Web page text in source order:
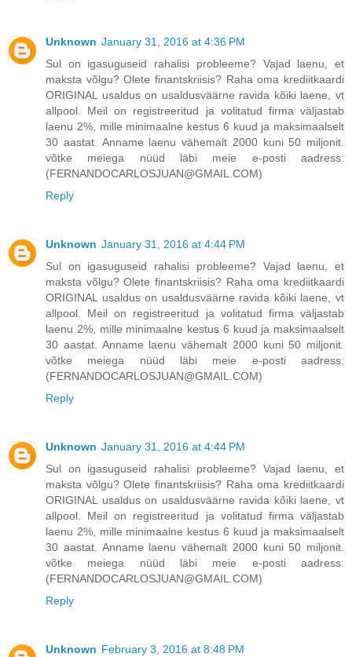
Unknown January 31, 2016 at 4:36 PM
Sul on igasuguseid rahalisi probleeme? Vajad laenu, et
maksta võlgu? Olete finantskriisis? Raha oma krediitkaardi
ORIGINAL usaldus on usaldusväärne ravida kõiki laene, vt
allpool. Meil on registreeritud ja volitatud firma väljastab
laenu 2%, mille minimaalne kestus 6 kuud ja maksimaalselt
30 aastat. Anname laenu vähemalt 2000 kuni 50 miljonit.
võtke meiega nüüd läbi meie e-posti aadress:
(FERNANDOCARLOSJUAN@GMAIL.COM)
Reply
Unknown January 31, 2016 at 4:44 PM
Sul on igasuguseid rahalisi probleeme? Vajad laenu, et
maksta võlgu? Olete finantskriisis? Raha oma krediitkaardi
ORIGINAL usaldus on usaldusväärne ravida kõiki laene, vt
allpool. Meil on registreeritud ja volitatud firma väljastab
laenu 2%, mille minimaalne kestus 6 kuud ja maksimaalselt
30 aastat. Anname laenu vähemalt 2000 kuni 50 miljonit.
võtke meiega nüüd läbi meie e-posti aadress:
(FERNANDOCARLOSJUAN@GMAIL.COM)
Reply
Unknown January 31, 2016 at 4:44 PM
Sul on igasuguseid rahalisi probleeme? Vajad laenu, et
maksta võlgu? Olete finantskriisis? Raha oma krediitkaardi
ORIGINAL usaldus on usaldusväärne ravida kõiki laene, vt
allpool. Meil on registreeritud ja volitatud firma väljastab
laenu 2%, mille minimaalne kestus 6 kuud ja maksimaalselt
30 aastat. Anname laenu vähemalt 2000 kuni 50 miljonit.
võtke meiega nüüd läbi meie e-posti aadress:
(FERNANDOCARLOSJUAN@GMAIL.COM)
Reply
Unknown February 3, 2016 at 8:48 PM